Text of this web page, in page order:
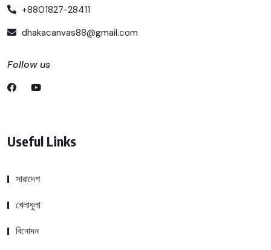
+8801827-28411
dhakacanvas88@gmail.com
Follow us
Useful Links
সারাদেশ
খেলাধুলা
বিনোদন